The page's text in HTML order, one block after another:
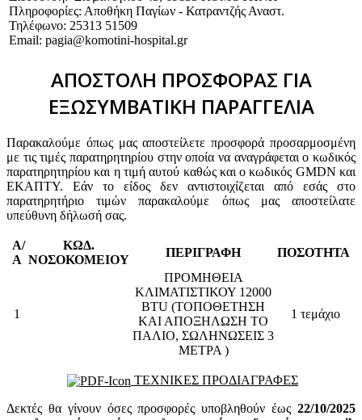
Πληροφορίες: Αποθήκη Παγίων - Κατραντζής Αναστ.
Τηλέφωνο: 25313 51509
Email: pagia@komotini-hospital.gr
ΑΠΟΣΤΟΛΗ ΠΡΟΣΦΟΡΑΣ ΓΙΑ
ΕΞΩΣΥΜΒΑΤΙΚΗ ΠΑΡΑΓΓΕΛΙΑ
Παρακαλούμε όπως μας αποστείλετε προσφορά προσαρμοσμένη
με τις τιμές παρατηρητηρίου στην οποία να αναγράφεται ο κωδικός
παρατηρητηρίου και η τιμή αυτού καθώς και ο κωδικός GMDN και
ΕΚΑΠΤΥ. Εάν το είδος δεν αντιστοιχίζεται από εσάς στο
παρατηρητήριο τιμών παρακαλούμε όπως μας αποστείλατε
υπεύθυνη δήλωσή σας.
Α/
Α
ΚΩΔ.
ΝΟΣΟΚΟΜΕΙΟΥ
ΠΕΡΙΓΡΑΦΗ ΠΟΣΟΤΗΤΑ
1
ΠΡΟΜΗΘΕΙΑ
ΚΛΙΜΑΤΙΣΤΙΚΟΥ 12000
BTU (ΤΟΠΟΘΕΤΗΣΗ
ΚΑΙ ΑΠΟΞΗΛΩΣΗ ΤΟ
ΠΑΛΙΟ, ΣΩΛΗΝΩΣΕΙΣ 3
ΜΕΤΡΑ )
1 τεμάχιο
ΤΕΧΝΙΚΕΣ ΠΡΟΔΙΑΓΡΑΦΕΣ
Δεκτές θα γίνουν όσες προσφορές υποβληθούν έως 22/10/2025